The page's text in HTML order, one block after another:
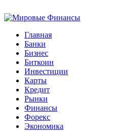
Главная
Банки
Бизнес
Биткоин
Инвестиции
Карты
Кредит
Рынки
Финансы
Форекс
Экономика